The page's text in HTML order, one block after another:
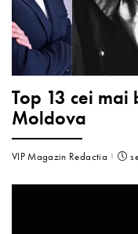
Top 13 cei
Moldova
VIP Magazin Redactia